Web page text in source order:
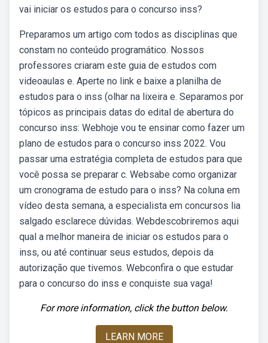
vai iniciar os estudos para o concurso inss?
Preparamos um artigo com todos as disciplinas que
constam no conteúdo programático. Nossos
professores criaram este guia de estudos com
videoaulas e. Aperte no link e baixe a planilha de
estudos para o inss (olhar na lixeira e. Separamos por
tópicos as principais datas do edital de abertura do
concurso inss: Webhoje vou te ensinar como fazer um
plano de estudos para o concurso inss 2022. Vou
passar uma estratégia completa de estudos para que
você possa se preparar c. Websabe como organizar
um cronograma de estudo para o inss? Na coluna em
vídeo desta semana, a especialista em concursos lia
salgado esclarece dúvidas. Webdescobriremos aqui
qual a melhor maneira de iniciar os estudos para o
inss, ou até continuar seus estudos, depois da
autorização que tivemos. Webconfira o que estudar
para o concurso do inss e conquiste sua vaga!
For more information, click the button below.
LEARN MORE